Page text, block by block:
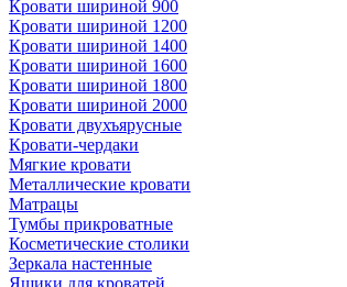
Кровати шириной 900
Кровати шириной 1200
Кровати шириной 1400
Кровати шириной 1600
Кровати шириной 1800
Кровати шириной 2000
Кровати двухъярусные
Кровати-чердаки
Мягкие кровати
Металлические кровати
Матрацы
Тумбы прикроватные
Косметические столики
Зеркала настенные
Ящики для кроватей